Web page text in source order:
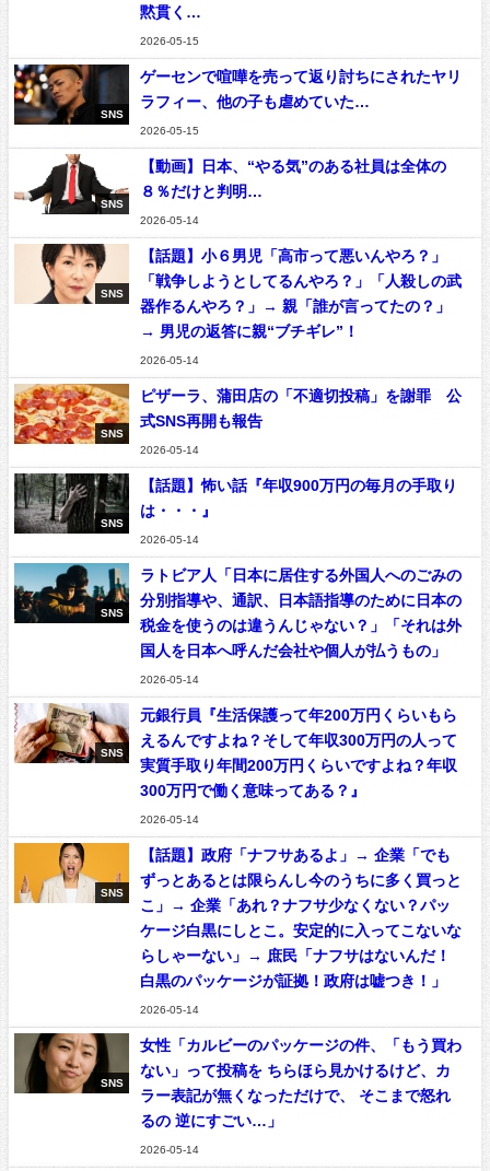
黙貫く…
2026-05-15
SNS
ゲーセンで喧嘩を売って返り討ちにされたヤリ
ラフィー、他の子も虐めていた…
2026-05-15
SNS
【動画】日本、“やる気”のある社員は全体の
８％だけと判明…
2026-05-14
SNS
【話題】小６男児「高市って悪いんやろ？」
「戦争しようとしてるんやろ？」「人殺しの武
器作るんやろ？」→ 親「誰が言ってたの？」
→ 男児の返答に親“ブチギレ”！
2026-05-14
SNS
ピザーラ、蒲田店の「不適切投稿」を謝罪 公
式SNS再開も報告
2026-05-14
SNS
【話題】怖い話『年収900万円の毎月の手取り
は・・・』
2026-05-14
SNS
ラトビア人「日本に居住する外国人へのごみの
分別指導や、通訳、日本語指導のために日本の
税金を使うのは違うんじゃない？」「それは外
国人を日本へ呼んだ会社や個人が払うもの」
2026-05-14
SNS
元銀行員『生活保護って年200万円くらいもら
えるんですよね？そして年収300万円の人って
実質手取り年間200万円くらいですよね？年収
300万円で働く意味ってある？』
2026-05-14
SNS
【話題】政府「ナフサあるよ」→ 企業「でも
ずっとあるとは限らんし今のうちに多く買っと
こ」→ 企業「あれ？ナフサ少なくない？パッ
ケージ白黒にしとこ。安定的に入ってこないな
らしゃーない」→ 庶民「ナフサはないんだ！
白黒のパッケージが証拠！政府は嘘つき！」
2026-05-14
SNS
女性「カルビーのパッケージの件、「もう買わ
ない」って投稿を ちらほら見かけるけど、カ
ラー表記が無くなっただけで、 そこまで怒れ
るの 逆にすごい…」
2026-05-14